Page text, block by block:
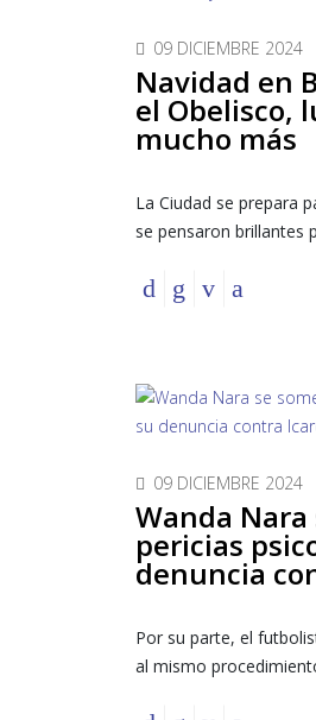
09 DICIEMBRE 2024
Navidad en
el Obelisco,
mucho más
La Ciudad se prepara
se pensaron brillantes
09 DICIEMBRE 2024
Wanda
pericias
denuncia
Por su parte, el
al mismo